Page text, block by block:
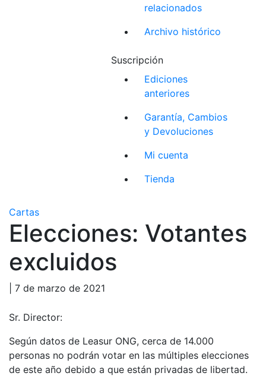
relacionados
Archivo histórico
Suscripción
Ediciones
anteriores
Garantía, Cambios
y Devoluciones
Mi cuenta
Tienda
Cartas
Elecciones: Votantes
excluidos
| 7 de marzo de 2021
Sr. Director:
Según datos de Leasur ONG, cerca de 14.000
personas no podrán votar en las múltiples elecciones
de este año debido a que están privadas de libertad.